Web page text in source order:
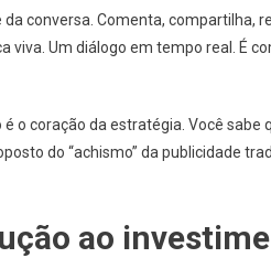
conversa. Comenta, compartilha,
viva. Um diálogo em tempo real. É
o coração da estratégia. Você
do “achismo” da publicidade
ao